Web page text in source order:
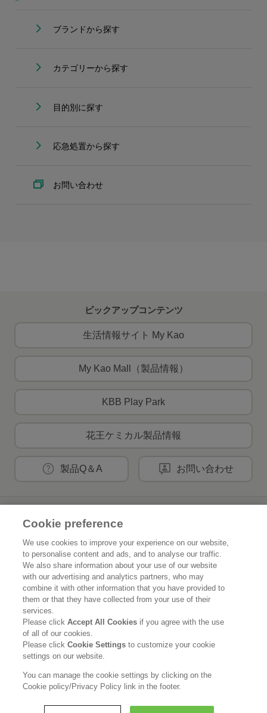
ブランドから探す
カテゴリーから探す
目的別に探す
応急処置から探す
お問い合わせ
ピックアップコンテンツ
生活情報サイト My Kao
My Kao Mall（製品情報）
KBB Play Park
花王ケミカル製品情報
製品Q＆A お問い合わせ
花王公式SNSアカウント
Home 花王について
サステナビリティ
ブランド
ニュースルーム
Cookie preference
We use cookies to improve your experience on our website,
to personalise content and ads, and to analyse our traffic.
We also share information about your use of our website
with our advertising and analytics partners, who may
combine it with other information that you have provided to
them or that they have collected from your use of their
services.
Please clickAccept All Cookies if you agree with the use
of all of our cookies.
Please clickCookie Settingsto customize your cookie
settings on our website.
You can manage the cookie settings by clicking on the
Cookie policy/Privacy Policy link in the footer.